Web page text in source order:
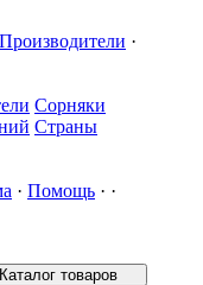
Производители ·
Сорняки
Страны
· Помощь · ·
Каталог товаров